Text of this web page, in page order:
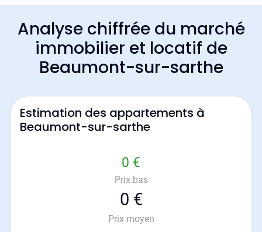
Analyse chiffrée du marché
immobilier et locatif de
Beaumont-sur-sarthe
Estimation des appartements à
Beaumont-sur-sarthe
0 €
Prix bas
0 €
Prix moyen